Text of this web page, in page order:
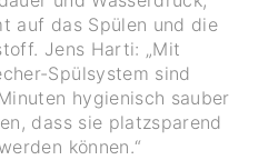
auf das Spülen und die
Jens Harti: „Mit
Spülsystem sind
hygienisch sauber
dass sie platzsparend
können.“